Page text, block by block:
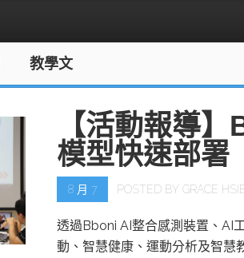
教學文
【活動報導
模型快速部署
8 月 7 POSTED BY GRACE
透過Bboni AI整合感測裝置、AI
動、智慧健康、運動分析及智慧